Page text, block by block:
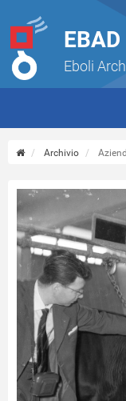
EBAD
Eboli
Archivio